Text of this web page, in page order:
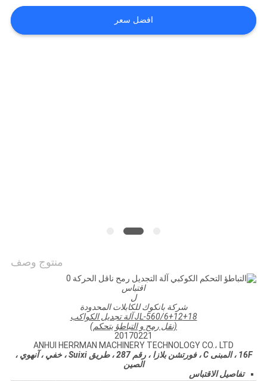
خريطة
الموقع
افضل سعر
منتوج وصف
اقتباس
ل
شركة بانكوك للكابلات المحدودة
JL-560/6+12+18 آلة تجديل الكواكب
(نقل رمح والتباطؤ يتحكم)
20170221
ANHUI HERRMAN MACHINERY TECHNOLOGY CO.، LTD
16F ، المبنى C ، فورتشن بلازا ، رقم 287 ،
طريق Suixi ، خفي ، آنهوي ،
الصين
تفاصيل الاقتباس